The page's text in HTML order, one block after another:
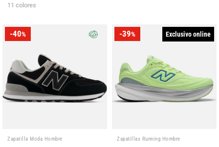
11 colores
-40%
Zapatilla Moda Hombre
-39% Exclusivo online
Zapatillas Running Hombre